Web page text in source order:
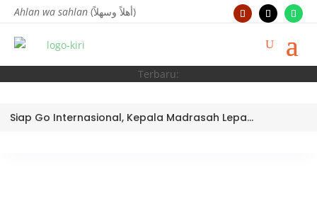
Ahlan wa sahlan (أهلاً وسهلاً)
Terbaru:
Siap Go Internasional, Kepala Madrasah Lepas Tim Robotik MTsN 3 Kota Padang Ikuti World Robotic Center Competition 2026 di Malaysia